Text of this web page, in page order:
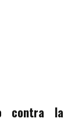
contra la